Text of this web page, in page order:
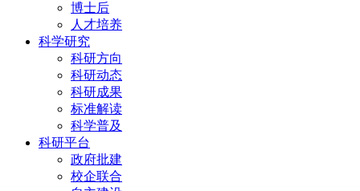
博士后
人才培养
科学研究
科研方向
科研动态
科研成果
标准解读
科学普及
科研平台
政府批建
校企联合